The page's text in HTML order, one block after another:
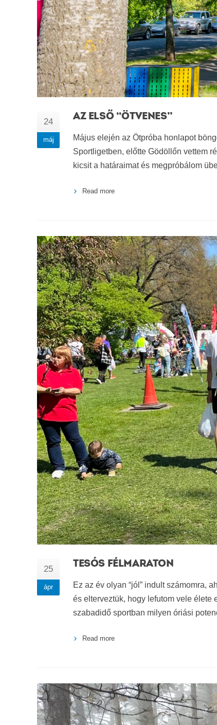
24
máj
AZ ELSŐ “ÖTVENES”
Május elején az Ötpróba honlapot
Sportligetben, előtte Gödöllőn vettem
kicsit a határaimat és megpróbálom
Read more
25
ápr
TESÓS FÉLMARATON
Ez az év olyan “jól” indult számomra,
és elterveztük, hogy lefutom vele élete
szabadidő sportban milyen óriási
Read more